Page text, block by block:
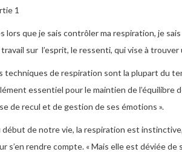
1
lors que je sais contrôler ma respiration, je
sur l’esprit, le ressenti, qui vise à
techniques de respiration sont la plupart du
essentiel pour le maintien de
de recul et de gestion de ses émotions ».
début de notre vie, la respiration est
s’en rendre compte. « Mais elle est déviée